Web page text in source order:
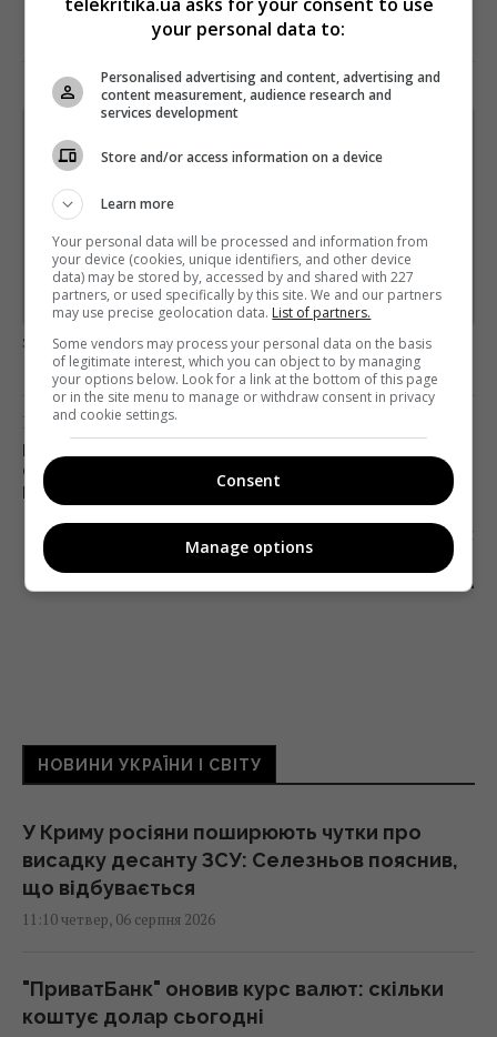
Щотижневий лист з найцікавішим.
Пишемо з любов'ю
!
Підпишіться ще раз, якщо не отримуєте від нас листи
* Підписатись→
Предоставлено SendPulse
загрузка...
Попередня стаття
СПОНСОРОМ ТРЬОХ УКРАЇНСЬКИХ МУЗИЧНИХ
МЕДІА
Наступна стаття
ГЛАВА ТЕЛЕКАНАЛА М1 ВАЛЕНТИН КОВАЛЬ
НАЗНАЧЕН ЧЛЕНОМ НАЦСОВЕТА
НОВИНИ УКРАЇНИ І СВІТУ
У Криму росіяни поширюють чутки про
висадку десанту ЗСУ: Селезньов пояснив,
що відбувається
11:10 четвер, 06 серпня 2026
"ПриватБанк" оновив курс валют: скільки
коштує долар сьогодні
your personal data to:
Personalised advertising and content, advertising and
content measurement, audience research and
services development
Store and/or access information on a device
Learn more
Your personal data will be processed and information from
your device (cookies, unique identifiers, and other device
data) may be stored by, accessed by and shared with 227
partners, or used specifically by this site. We and our partners
may use precise geolocation data. List of partners.
Some vendors may process your personal data on the basis
of legitimate interest, which you can object to by managing
your options below. Look for a link at the bottom of this page
or in the site menu to manage or withdraw consent in privacy
and cookie settings.
Consent
Manage options